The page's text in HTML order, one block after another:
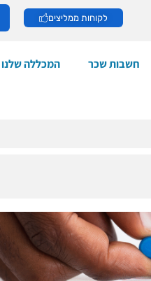
לקוחות ממליצים
חשבות שכר המכללה שלנו